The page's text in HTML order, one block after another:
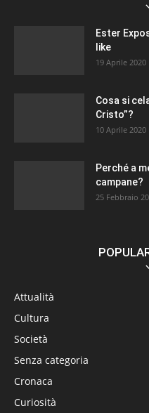
Ester
like
19 Aprile 2020
Cosa si
Cristo”?
10 Aprile 2020
Perché a
campane?
25 Febbraio
Attualità
Cultura
Società
Senza categoria
Cronaca
Curiosità